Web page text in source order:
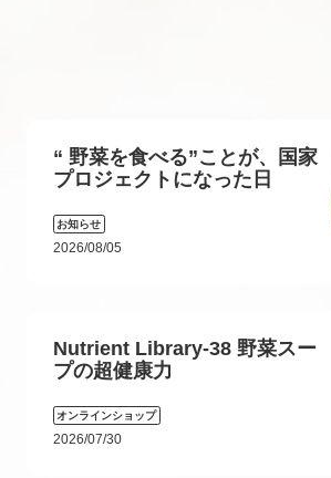
“ 野菜を食べる”ことが、国家
プロジェクトになった日
お知らせ
2026/08/05
Nutrient Library-38 野菜スー
プの超健康力
オンラインショップ
2026/07/30